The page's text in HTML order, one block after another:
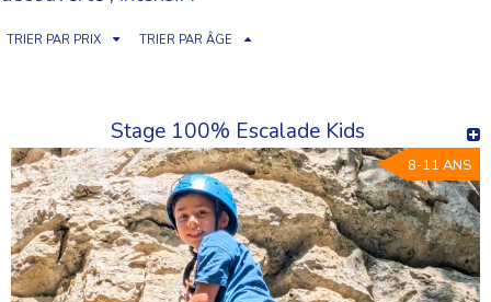
TRIER PAR PRIX TRIER PAR ÂGE
Stage 100% Escalade Kids
8-11 ANS